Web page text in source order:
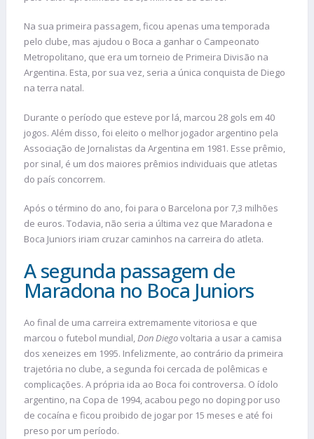
Na sua primeira passagem, ficou apenas uma temporada
pelo clube, mas ajudou o Boca a ganhar o Campeonato
Metropolitano, que era um torneio de Primeira Divisão na
Argentina. Esta, por sua vez, seria a única conquista de Diego
na terra natal.
Durante o período que esteve por lá, marcou 28 gols em 40
jogos. Além disso, foi eleito o melhor jogador argentino pela
Associação de Jornalistas da Argentina em 1981. Esse prêmio,
por sinal, é um dos maiores prêmios individuais que atletas
do país concorrem.
Após o término do ano, foi para o Barcelona por 7,3 milhões
de euros. Todavia, não seria a última vez que Maradona e
Boca Juniors iriam cruzar caminhos na carreira do atleta.
A segunda passagem de
Maradona no Boca Juniors
Ao final de uma carreira extremamente vitoriosa e que
marcou o futebol mundial,Don Diegovoltaria a usar a camisa
dos xeneizes em 1995. Infelizmente, ao contrário da primeira
trajetória no clube, a segunda foi cercada de polêmicas e
complicações. A própria ida ao Boca foi controversa. O ídolo
argentino, na Copa de 1994, acabou pego no doping por uso
de cocaína e ficou proibido de jogar por 15 meses e até foi
preso por um período.